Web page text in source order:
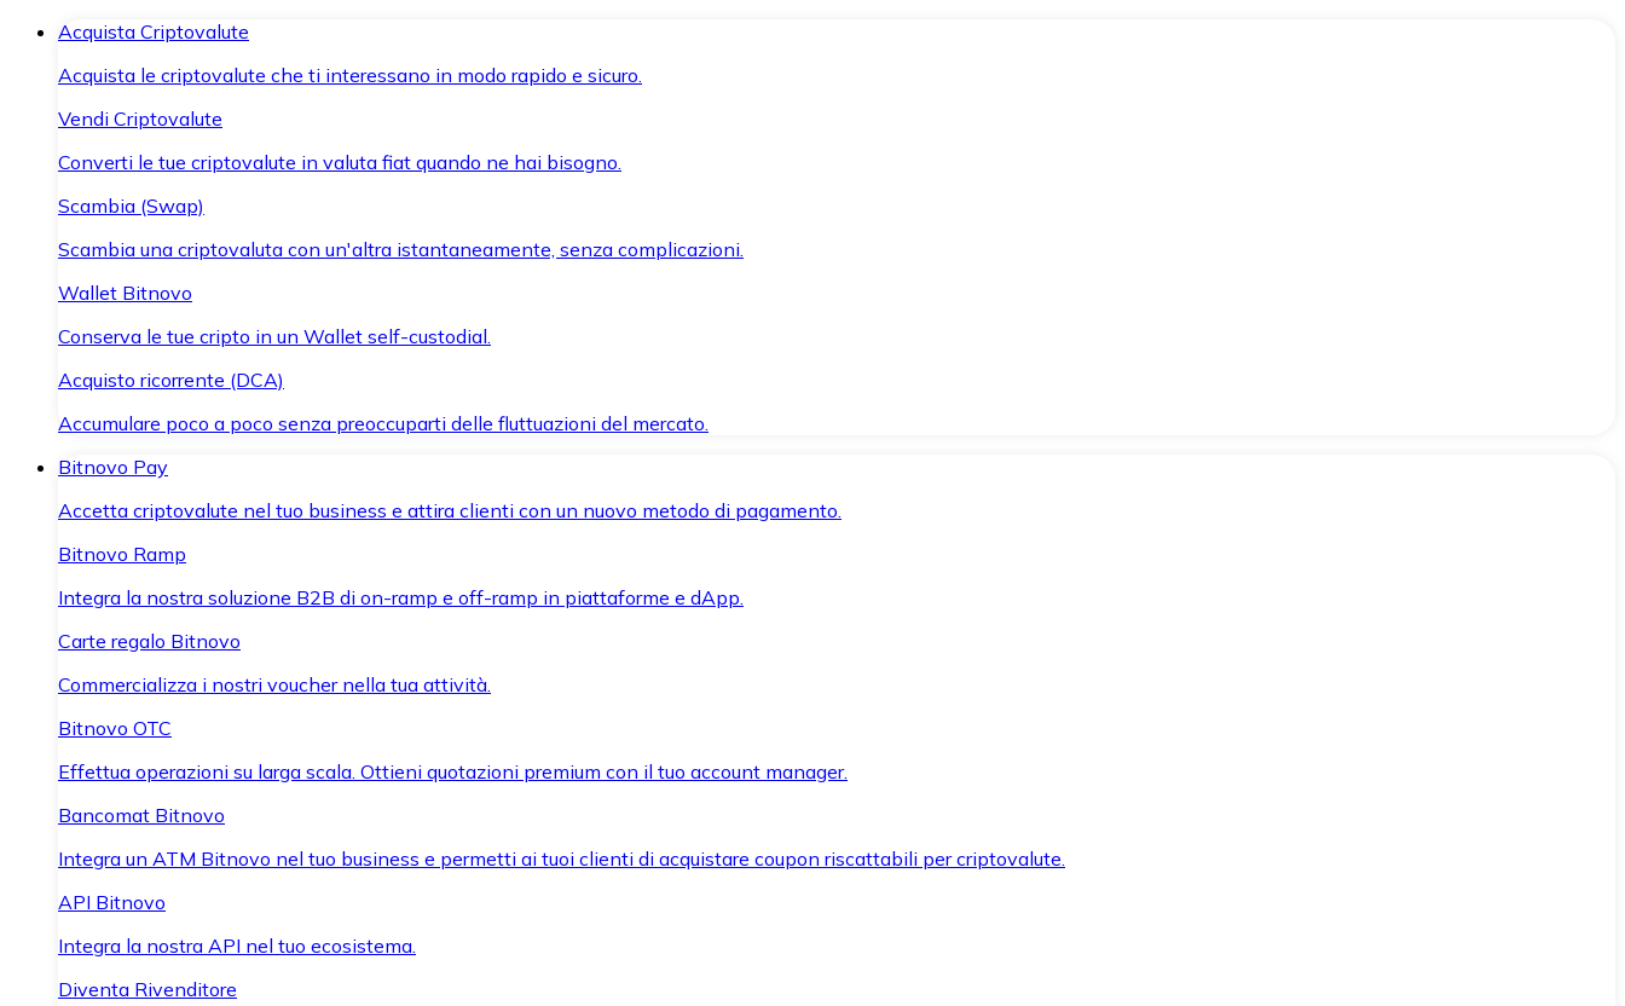
Acquista Criptovalute
Acquista le criptovalute che ti interessano in modo rapido e sicuro.
Vendi Criptovalute
Converti le tue criptovalute in valuta fiat quando ne hai bisogno.
Scambia (Swap)
Scambia una criptovaluta con un'altra istantaneamente, senza complicazioni.
Wallet Bitnovo
Conserva le tue cripto in un Wallet self-custodial.
Acquisto ricorrente (DCA)
Accumulare poco a poco senza preoccuparti delle fluttuazioni del mercato.
Bitnovo Pay
Accetta criptovalute nel tuo business e attira clienti con un nuovo metodo di pagamento.
Bitnovo Ramp
Integra la nostra soluzione B2B di on-ramp e off-ramp in piattaforme e dApp.
Carte regalo Bitnovo
Commercializza i nostri voucher nella tua attività.
Bitnovo OTC
Effettua operazioni su larga scala. Ottieni quotazioni premium con il tuo account manager.
Bancomat Bitnovo
Integra un ATM Bitnovo nel tuo business e permetti ai tuoi clienti di acquistare coupon riscattabili per criptovalute.
API Bitnovo
Integra la nostra API nel tuo ecosistema.
Diventa Rivenditore